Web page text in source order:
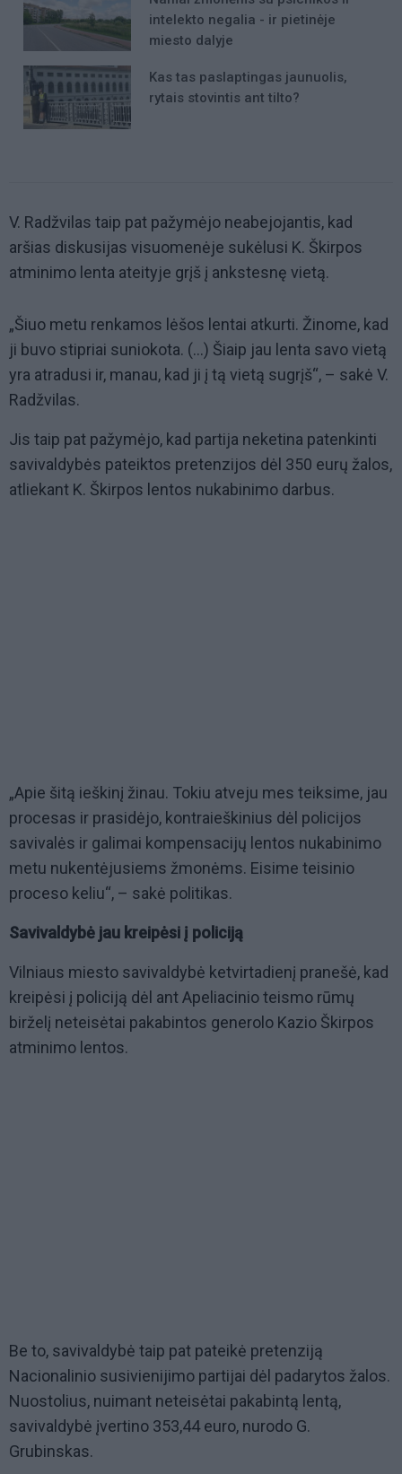
intelekto negalia - ir pietinėje
miesto dalyje
Kas tas paslaptingas jaunuolis,
rytais stovintis ant tilto?
V. Radžvilas taip pat pažymėjo neabejojantis, kad
aršias diskusijas visuomenėje sukėlusi K. Škirpos
atminimo lenta ateityje grįš į ankstesnę vietą.
„Šiuo metu renkamos lėšos lentai atkurti. Žinome, kad
ji buvo stipriai suniokota. (...) Šiaip jau lenta savo vietą
yra atradusi ir, manau, kad ji į tą vietą sugrįš“, – sakė V.
Radžvilas.
Jis taip pat pažymėjo, kad partija neketina patenkinti
savivaldybės pateiktos pretenzijos dėl 350 eurų žalos,
atliekant K. Škirpos lentos nukabinimo darbus.
„Apie šitą ieškinį žinau. Tokiu atveju mes teiksime, jau
procesas ir prasidėjo, kontraieškinius dėl policijos
savivalės ir galimai kompensacijų lentos nukabinimo
metu nukentėjusiems žmonėms. Eisime teisinio
proceso keliu“, – sakė politikas.
S avivaldybė jau kreipėsi į policiją
Vilniaus miesto savivaldybė ketvirtadienį pranešė, kad
kreipėsi į policiją dėl ant Apeliacinio teismo rūmų
birželį neteisėtai pakabintos generolo Kazio Škirpos
atminimo lentos.
Be to, savivaldybė taip pat pateikė pretenziją
Nacionalinio susivienijimo partijai dėl padarytos žalos.
Nuostolius, nuimant neteisėtai pakabintą lentą,
savivaldybė įvertino 353,44 euro, nurodo G.
Grubinskas.